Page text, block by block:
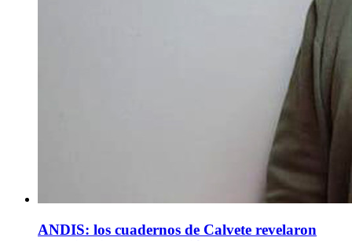
ANDIS: los cuadernos de Calvete revelaron